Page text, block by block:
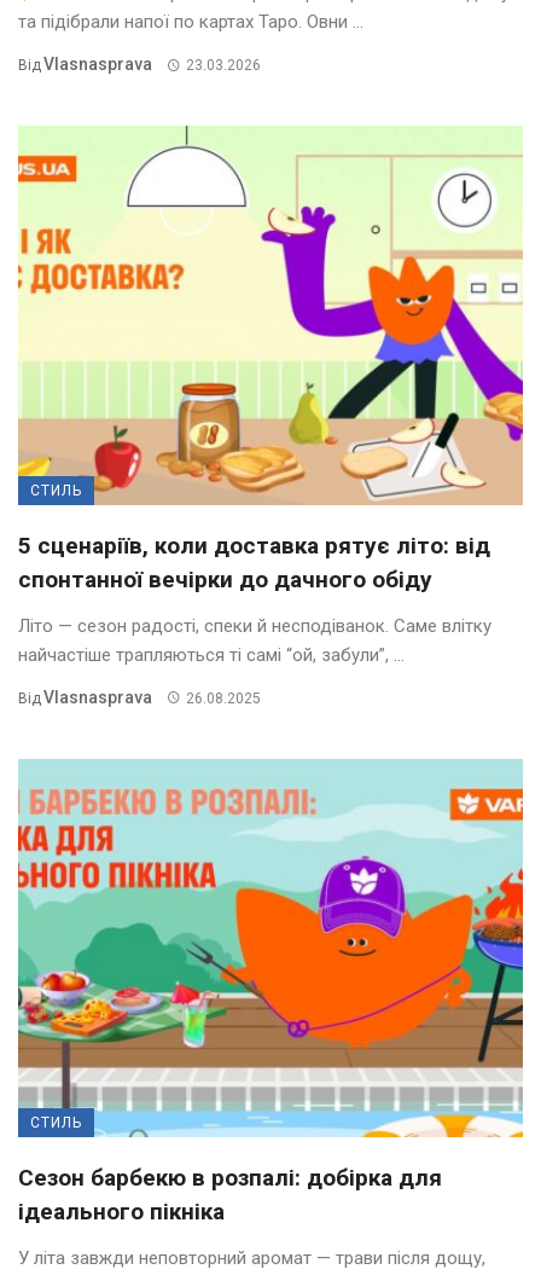
та підібрали напої по картах Таро. Овни ...
ВідVlasnasprava 23.03.2026
СТИЛЬ
5 сценаріїв, коли доставка рятує літо: від
спонтанної вечірки до дачного обіду
Літо — сезон радості, спеки й несподіванок. Саме влітку
найчастіше трапляються ті самі “ой, забули”, ...
Від Vlasnasprava 26.08.2025
СТИЛЬ
Сезон барбекю в розпалі: добірка для
ідеального пікніка
У літа завжди неповторний аромат — трави після дощу,